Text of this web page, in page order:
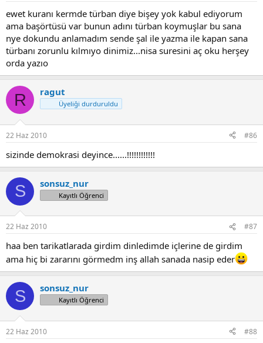
ewet kuranı kermde türban diye bişey yok kabul ediyorum
ama başörtüsü var bunun adını türban koymuşlar bu sana
nye dokundu anlamadım sende şal ile yazma ile kapan sana
türbanı zorunlu kılmıyo dinimiz...nisa suresini aç oku herşey
orda yazıo
R ragut
Üyeliği durduruldu
22 Haz 2010 #86
sizinde demokrasi deyince......!!!!!!!!!!!!
S sonsuz_nur
Kayıtlı Öğrenci
22 Haz 2010 #87
haa ben tarikatlarada girdim dinledimde içlerine de girdim
ama hiç bi zararını görmedm inş allah sanada nasip eder
S sonsuz_nur
Kayıtlı Öğrenci
22 Haz 2010 #88